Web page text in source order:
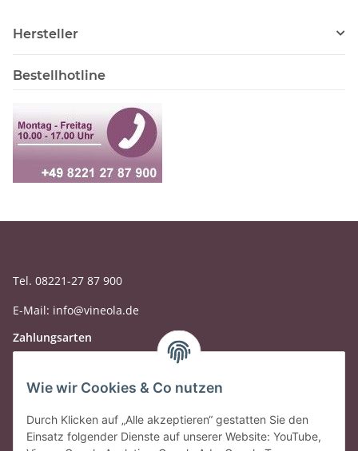
Hersteller
Bestellhotline
Tel. 08221-27 87 900
E-Mail: info@vineola.de
Zahlungsarten
Wie wir Cookies & Co nutzen
Durch Klicken auf „Alle akzeptieren“ gestatten Sie den
Einsatz folgender Dienste auf unserer Website: YouTube,